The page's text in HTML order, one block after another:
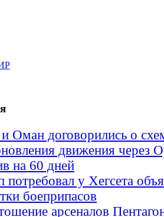
Оман договорились о
движения через
на 60 дней
потребовал у Хегсета
боеприпасов
арсеналов